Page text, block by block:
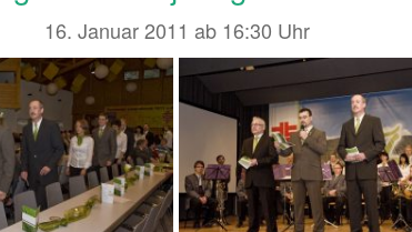
16. Januar 2011 ab 16:30 Uhr